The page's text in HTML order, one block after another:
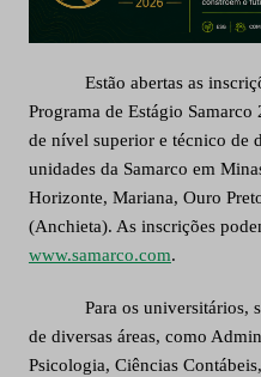
Estão abertas as
Programa de Estágio Samarco
de nível superior e técnico de
unidades da Samarco em
Horizonte, Mariana, Ouro
(Anchieta). As inscrições
www.samarco.com.
Para os universitários,
de diversas áreas, como
Psicologia, Ciências